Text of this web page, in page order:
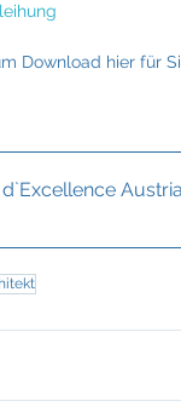
Download hier für